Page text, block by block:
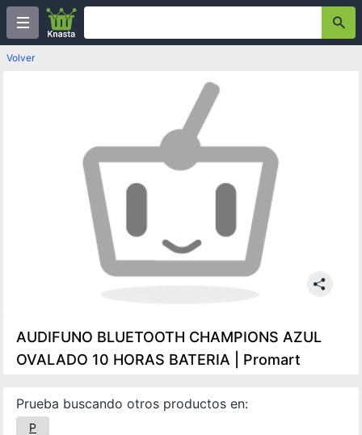
Volver
AUDIFUNO BLUETOOTH CHAMPIONS AZUL
OVALADO 10 HORAS BATERIA | Promart
Prueba buscando otros productos en:
P